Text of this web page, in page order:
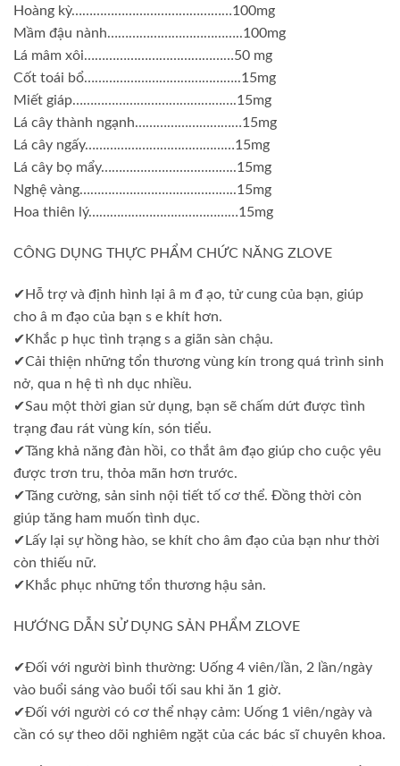
Hoàng kỳ………………………………………100mg
Mầm đậu nành………………………………..100mg
Lá mâm xôi……………………………………50 mg
Cốt toái bổ……………………………………..15mg
Miết giáp……………………………………….15mg
Lá cây thành ngạnh…………………………15mg
Lá cây ngấy……………………………………15mg
Lá cây bọ mẩy………………………………..15mg
Nghệ vàng……………………………………..15mg
Hoa thiên lý……………………………………15mg
CÔNG DỤNG THỰC PHẨM CHỨC NĂNG ZLOVE
✔Hỗ trợ và định hình lại â m đ ạo, tử cung của bạn, giúp
cho â m đạo của bạn s e khít hơn.
✔Khắc p hục tình trạng s a giãn sàn chậu.
✔Cải thiện những tổn thương vùng kín trong quá trình sinh
nở, qua n hệ tì nh dục nhiều.
✔Sau một thời gian sử dụng, bạn sẽ chấm dứt được tình
trạng đau rát vùng kín, són tiểu.
✔Tăng khả năng đàn hồi, co thắt âm đạo giúp cho cuộc yêu
được trơn tru, thỏa mãn hơn trước.
✔Tăng cường, sản sinh nội tiết tố cơ thể. Đồng thời còn
giúp tăng ham muốn tình dục.
✔Lấy lại sự hồng hào, se khít cho âm đạo của bạn như thời
còn thiếu nữ.
✔Khắc phục những tổn thương hậu sản.
HƯỚNG DẪN SỬ DỤNG SẢN PHẨM ZLOVE
✔Đối với người bình thường: Uống 4 viên/lần, 2 lần/ngày
vào buổi sáng vào buổi tối sau khi ăn 1 giờ.
✔Đối với người có cơ thể nhạy cảm: Uống 1 viên/ngày và
cần có sự theo dõi nghiêm ngặt của các bác sĩ chuyên khoa.